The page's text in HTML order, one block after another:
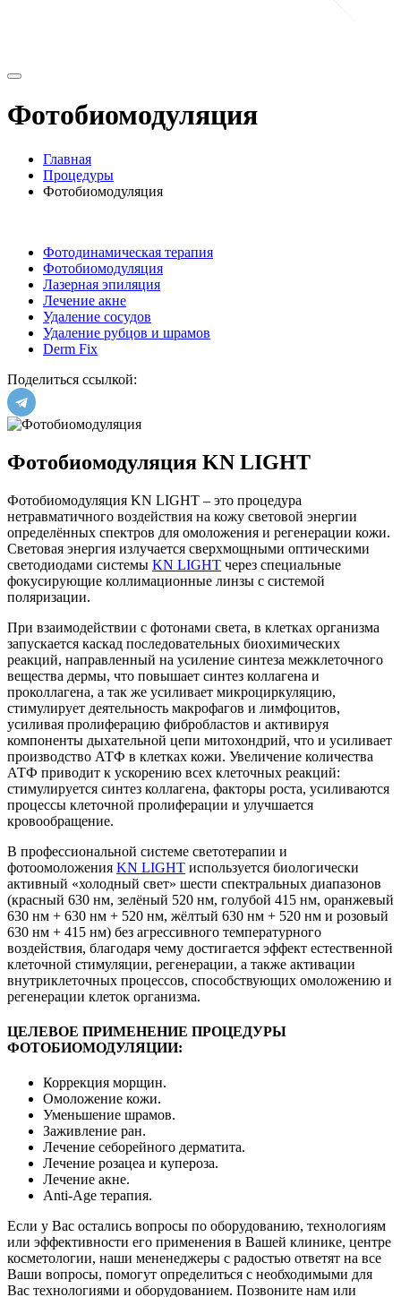
Фотобиомодуляция
Главная
Процедуры
Фотобиомодуляция
Фотодинамическая терапия
Фотобиомодуляция
Лазерная эпиляция
Лечение акне
Удаление сосудов
Удаление рубцов и шрамов
Derm Fix
Поделиться ссылкой:
Фотобиомодуляция KN LIGHT
Фотобиомодуляция KN LIGHT – это процедура
нетравматичного воздействия на кожу световой энергии
определённых спектров для омоложения и регенерации кожи.
Световая энергия излучается сверхмощными оптическими
светодиодами системы KN LIGHT через специальные
фокусирующие коллимационные линзы с системой
поляризации.
При взаимодействии с фотонами света, в клетках организма
запускается каскад последовательных биохимических
реакций, направленный на усиление синтеза межклеточного
вещества дермы, что повышает синтез коллагена и
проколлагена, а так же усиливает микроциркуляцию,
стимулирует деятельность макрофагов и лимфоцитов,
усиливая пролиферацию фибробластов и активируя
компоненты дыхательной цепи митохондрий, что и усиливает
производство АТФ в клетках кожи. Увеличение количества
АТФ приводит к ускорению всех клеточных реакций:
стимулируется синтез коллагена, факторы роста, усиливаются
процессы клеточной пролиферации и улучшается
кровообращение.
В профессиональной системе светотерапии и
фотоомоложения KN LIGHT используется биологически
активный «холодный свет» шести спектральных диапазонов
(красный 630 нм, зелёный 520 нм, голубой 415 нм, оранжевый
630 нм + 630 нм + 520 нм, жёлтый 630 нм + 520 нм и розовый
630 нм + 415 нм) без агрессивного температурного
воздействия, благодаря чему достигается эффект естественной
клеточной стимуляции, регенерации, а также активации
внутриклеточных процессов, способствующих омоложению и
регенерации клеток организма.
ЦЕЛЕВОЕ ПРИМЕНЕНИЕ ПРОЦЕДУРЫ
ФОТОБИОМОДУЛЯЦИИ:
Коррекция морщин.
Омоложение кожи.
Уменьшение шрамов.
Заживление ран.
Лечение себорейного дерматита.
Лечение розацеа и купероза.
Лечение акне.
Anti-Age терапия.
Если у Вас остались вопросы по оборудованию, технологиям
или эффективности его применения в Вашей клинике, центре
косметологии, наши мененеджеры с радостью ответят на все
Ваши вопросы, помогут определиться с необходимыми для
Вас технологиями и оборудованием. Позвоните нам или